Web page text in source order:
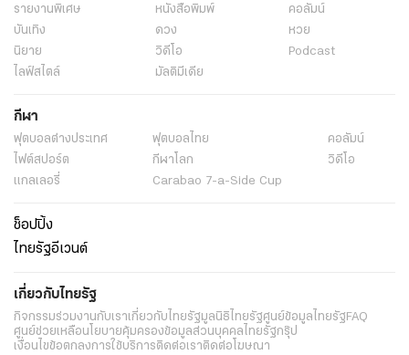
รายงานพิเศษ หนังสือพิมพ์
คอลัมน์
บันเทิง
ดวง
หวย
นิยาย
วิดีโอ
Podcast
ไลฟ์สไตล์
มัลติมีเดีย
กีฬา
ฟุตบอลต่่างประเทศ ฟุตบอลไทย
คอลัมน์
ไฟต์สปอร์ต
กีฬาโลก
วิดีโอ
แกลเลอรี่
Carabao 7-a-Side Cup
ช็อปปิ้ง
ไทยรัฐอีเวนต์
เกี่ยวกับไทยรัฐ
กิจกรรมร่วมงานกับเราเกี่ยวกับไทยรัฐมูลนิธิไทยรัฐศูนย์ข้อมูลไทยรัฐFAQ
ศูนย์ช่วยเหลือนโยบายคุ้มครองข้อมูลส่วนบุคคลไทยรัฐกรุ๊ป
เงื่อนไขข้อตกลงการใช้บริการติดต่อเราติดต่อโฆษณา